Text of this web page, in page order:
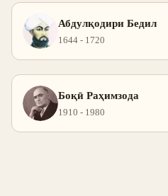
Абдулқодири Бедил
1644 - 1720
Боқӣ Раҳимзода
1910 - 1980